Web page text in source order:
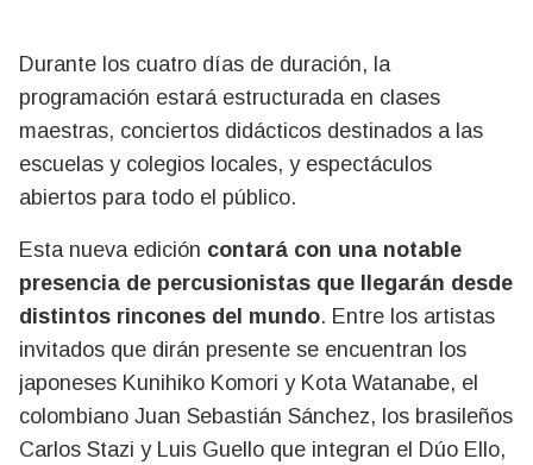
Durante los cuatro días de duración, la
programación estará estructurada en clases
maestras, conciertos didácticos destinados a las
escuelas y colegios locales, y espectáculos
abiertos para todo el público.
Esta nueva edición contará con una notable
presencia de percusionistas que llegarán desde
distintos rincones del mundo. Entre los artistas
invitados que dirán presente se encuentran los
japoneses Kunihiko Komori y Kota Watanabe, el
colombiano Juan Sebastián Sánchez, los brasileños
Carlos Stazi y Luis Guello que integran el Dúo Ello,